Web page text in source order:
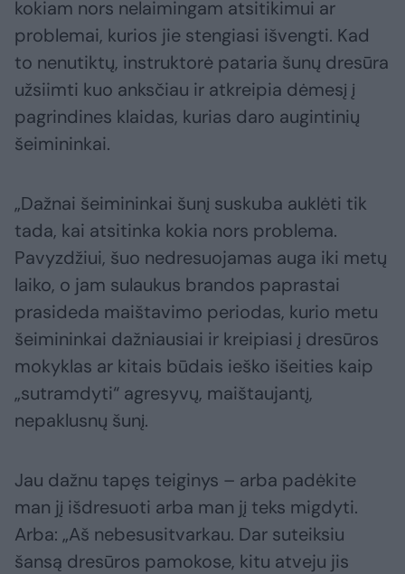
kokiam nors nelaimingam atsitikimui ar
problemai, kurios jie stengiasi išvengti. Kad
to nenutiktų, instruktorė pataria šunų dresūra
užsiimti kuo anksčiau ir atkreipia dėmesį į
pagrindines klaidas, kurias daro augintinių
šeimininkai.
„Dažnai šeimininkai šunį suskuba auklėti tik
tada, kai atsitinka kokia nors problema.
Pavyzdžiui, šuo nedresuojamas auga iki metų
laiko, o jam sulaukus brandos paprastai
prasideda maištavimo periodas, kurio metu
šeimininkai dažniausiai ir kreipiasi į dresūros
mokyklas ar kitais būdais ieško išeities kaip
„sutramdyti“ agresyvų, maištaujantį,
nepaklusnų šunį.
Jau dažnu tapęs teiginys – arba padėkite
man jį išdresuoti arba man jį teks migdyti.
Arba: „Aš nebesusitvarkau. Dar suteiksiu
šansą dresūros pamokose, kitu atveju jis